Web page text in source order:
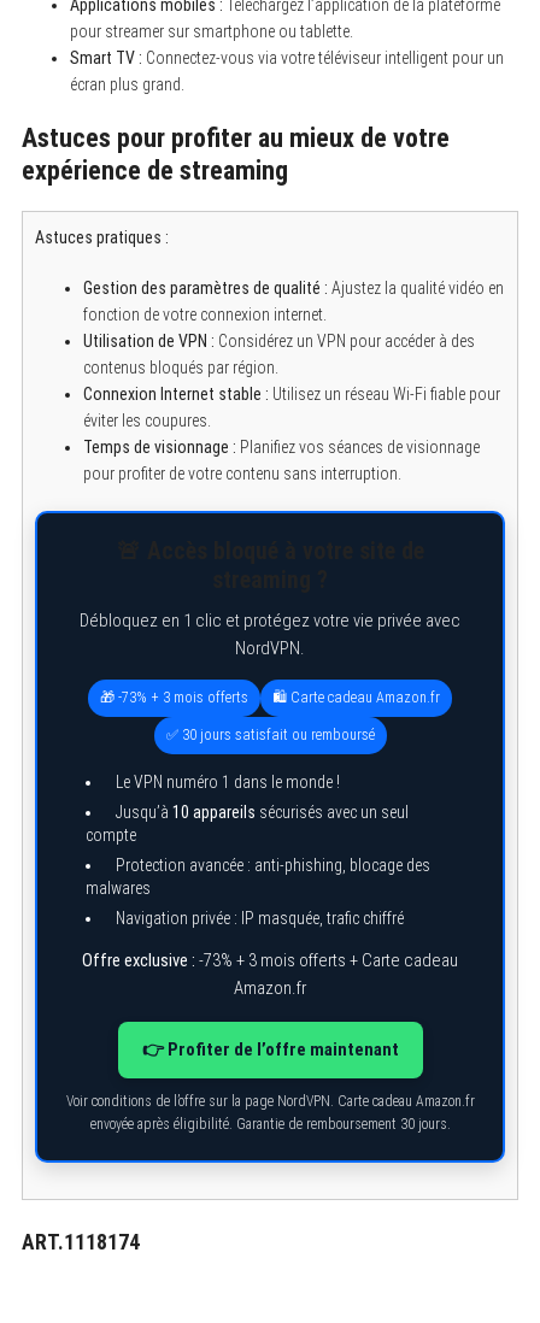
Applications mobiles : Téléchargez l’application de la plateforme
pour streamer sur smartphone ou tablette.
Smart TV : Connectez-vous via votre téléviseur intelligent pour un
écran plus grand.
Astuces pour profiter au mieux de votre
expérience de streaming
Astuces pratiques :
Gestion des paramètres de qualité : Ajustez la qualité vidéo en
fonction de votre connexion internet.
Utilisation de VPN : Considérez un VPN pour accéder à des
contenus bloqués par région.
Connexion Internet stable : Utilisez un réseau Wi-Fi fiable pour
éviter les coupures.
Temps de visionnage : Planifiez vos séances de visionnage
pour profiter de votre contenu sans interruption.
Débloquez en 1 clic et protégez votre vie privée avec
NordVPN.
🎁 -73% + 3 mois offerts 🛍️ Carte cadeau Amazon.fr
✅ 30 jours satisfait ou remboursé
Le VPN numéro 1 dans le monde !
Jusqu’à 10 appareils sécurisés avec un seul
compte
Protection avancée : anti-phishing, blocage des
malwares
Navigation privée : IP masquée, trafic chiffré
Offre exclusive : -73% + 3 mois offerts + Carte cadeau
Amazon.fr
👉 Profiter de l’offre maintenant
Voir conditions de l’offre sur la page NordVPN. Carte cadeau Amazon.fr
envoyée après éligibilité. Garantie de remboursement 30 jours.
ART.1118174
a
c
o